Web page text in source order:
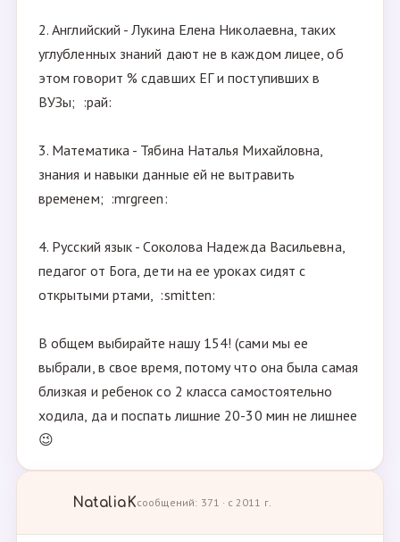
2. Английский - Лукина Елена Николаевна, таких
углубленных знаний дают не в каждом лицее, об
этом говорит % сдавших ЕГ и поступивших в
ВУЗы; :рай:
3. Математика - Тябина Наталья Михайловна,
знания и навыки данные ей не вытравить
временем; :mrgreen:
4. Русский язык - Соколова Надежда Васильевна,
педагог от Бога, дети на ее уроках сидят с
открытыми ртами, :smitten:
В общем выбирайте нашу 154! (сами мы ее
выбрали, в свое время, потому что она была самая
близкая и ребенок со 2 класса самостоятельно
ходила, да и поспать лишние 20-30 мин не лишнее
😉
NataliaKсообщений: 371 · с 2011 г.